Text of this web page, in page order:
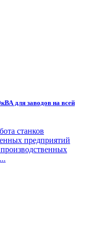
для заводов на всей
станков
предприятий